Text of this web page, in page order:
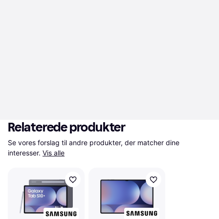
Relaterede produkter
Se vores forslag til andre produkter, der matcher dine
interesser. Vis alle